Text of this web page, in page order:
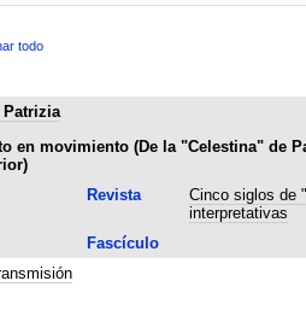
todo
Patrizia
en movimiento (De la "Celestina" de
Revista
Cinco siglos de
interpretativas
Fascículo